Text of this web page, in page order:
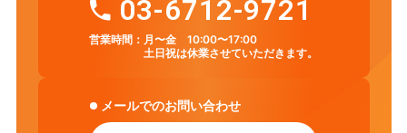
03-6712-9721
営業時間： 月〜金 10:00〜17:00
土日祝は休業させていただきます。
メールでのお問い合わせ